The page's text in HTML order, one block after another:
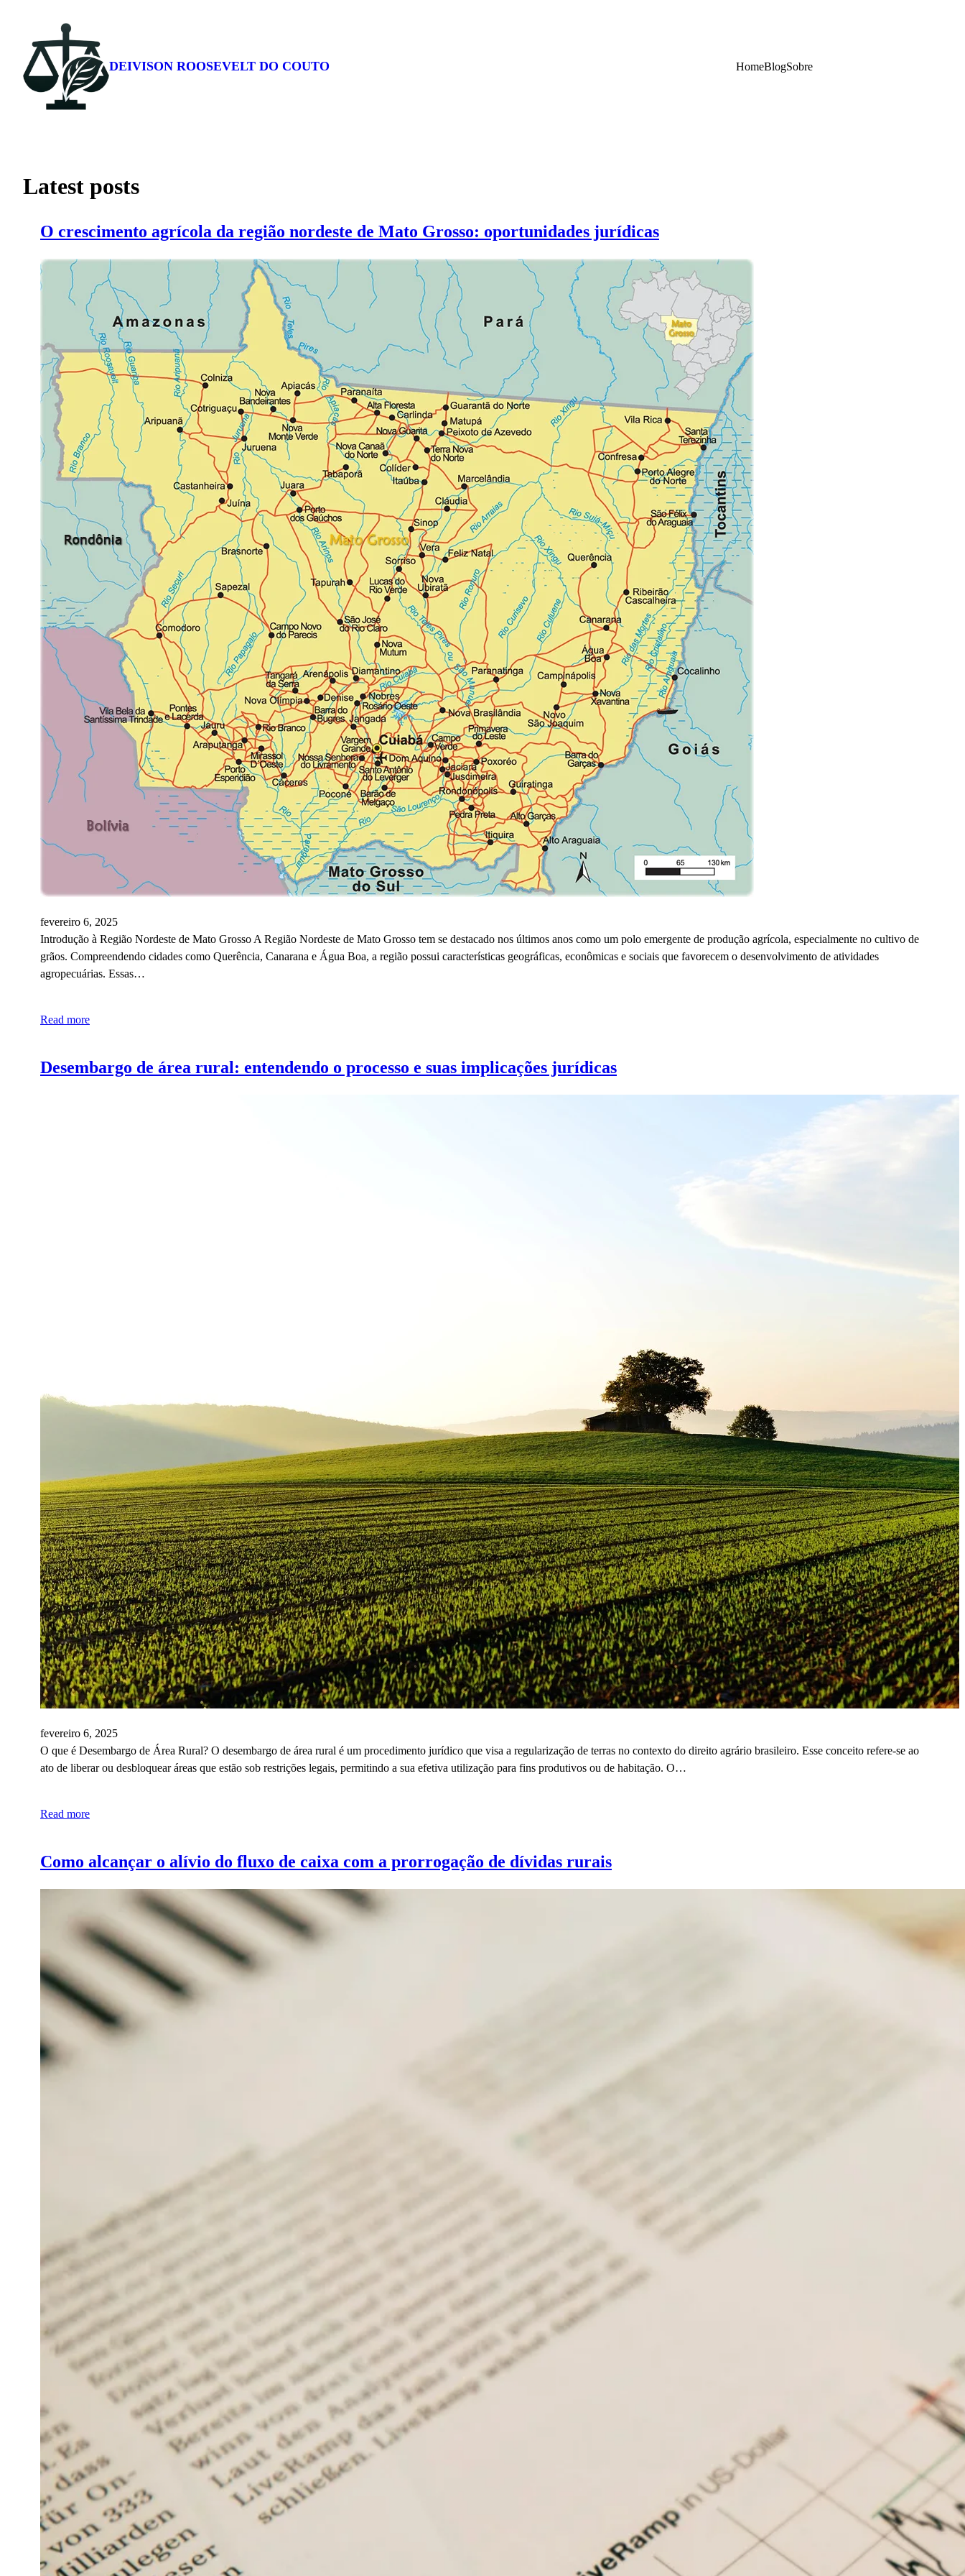
conteúdo
DEIVISON ROOSEVELT DO COUTO HomeBlogSobre
Latest posts
O crescimento agrícola da região nordeste de Mato Grosso: oportunidades jurídicas
fevereiro 6, 2025
Introdução à Região Nordeste de Mato Grosso A Região Nordeste de Mato Grosso tem se destacado nos últimos anos como um polo emergente de produção agrícola, especialmente no cultivo de
grãos. Compreendendo cidades como Querência, Canarana e Água Boa, a região possui características geográficas, econômicas e sociais que favorecem o desenvolvimento de atividades
agropecuárias. Essas…
Read more
Desembargo de área rural: entendendo o processo e suas implicações jurídicas
fevereiro 6, 2025
O que é Desembargo de Área Rural? O desembargo de área rural é um procedimento jurídico que visa a regularização de terras no contexto do direito agrário brasileiro. Esse conceito refere-se ao
ato de liberar ou desbloquear áreas que estão sob restrições legais, permitindo a sua efetiva utilização para fins produtivos ou de habitação. O…
Read more
Como alcançar o alívio do fluxo de caixa com a prorrogação de dívidas rurais